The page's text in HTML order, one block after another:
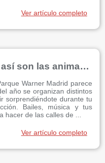
Ver artículo completo
Música y espectáculo: así son las animaciones en el Parque Warner
Warner Madrid parece
año se organizan distintos
sorprendiéndote durante tu
Bailes, música y tus
hacer de las calles de ...
Ver artículo completo